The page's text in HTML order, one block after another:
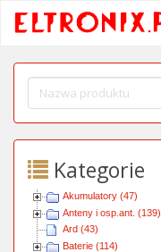
Kategorie
Akumulatory (47)
Anteny i osp.ant. (139)
Ard (43)
Baterie (114)